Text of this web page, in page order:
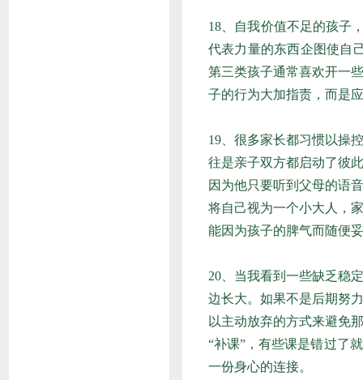
18、自我价值不足的孩子
代表力量的东西企图使自
第三类孩子通常喜欢开一
子的行为大加指责，而是
19、很多家长都习惯以操
往是亲子双方都启动了彼
因为他只要听到父母的语
将自己视为一个小大人，
能因为孩子的脾气而随便
20、当我看到一些缺乏稳
边长大。如果不是后期努
以主动放弃的方式来避免
“补课”，有些课是错过了
一份身心的连接。